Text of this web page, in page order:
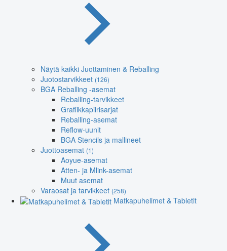
Näytä kaikki Juottaminen & Reballing
Juotostarvikkeet (126)
BGA Reballing -asemat
Reballing-tarvikkeet
Grafiikkapiirisarjat
Reballing-asemat
Reflow-uunit
BGA Stencils ja mallineet
Juottoasemat (1)
Aoyue-asemat
Atten- ja Mlink-asemat
Muut asemat
Varaosat ja tarvikkeet (258)
Matkapuhelimet & Tabletit